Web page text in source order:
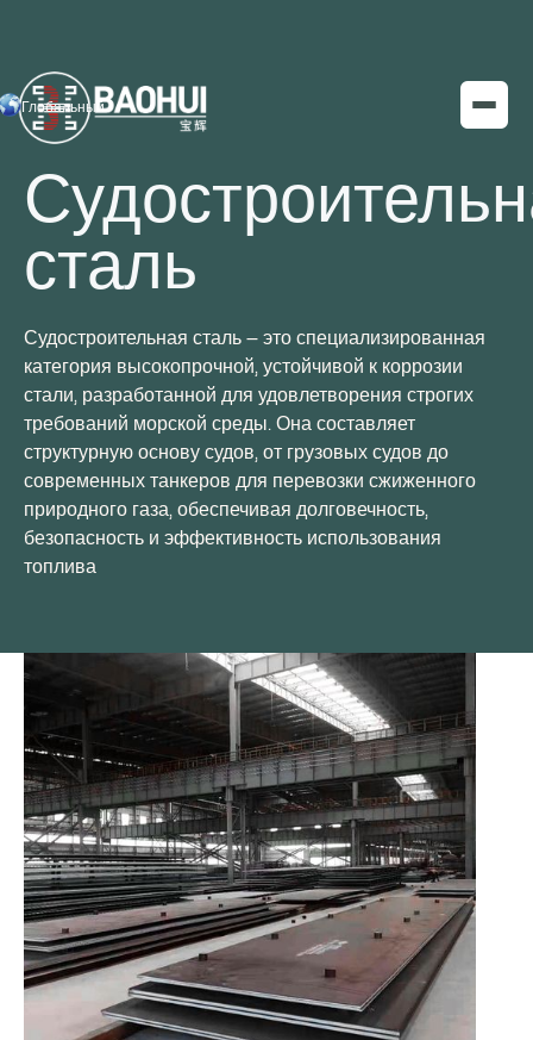
Глобальный
сталь
Судостроительная сталь — это специализированная
категория высокопрочной, устойчивой к коррозии
стали, разработанной для удовлетворения строгих
требований морской среды. Она составляет
структурную основу судов, от грузовых судов до
современных танкеров для перевозки сжиженного
природного газа, обеспечивая долговечность,
безопасность и эффективность использования
топлива